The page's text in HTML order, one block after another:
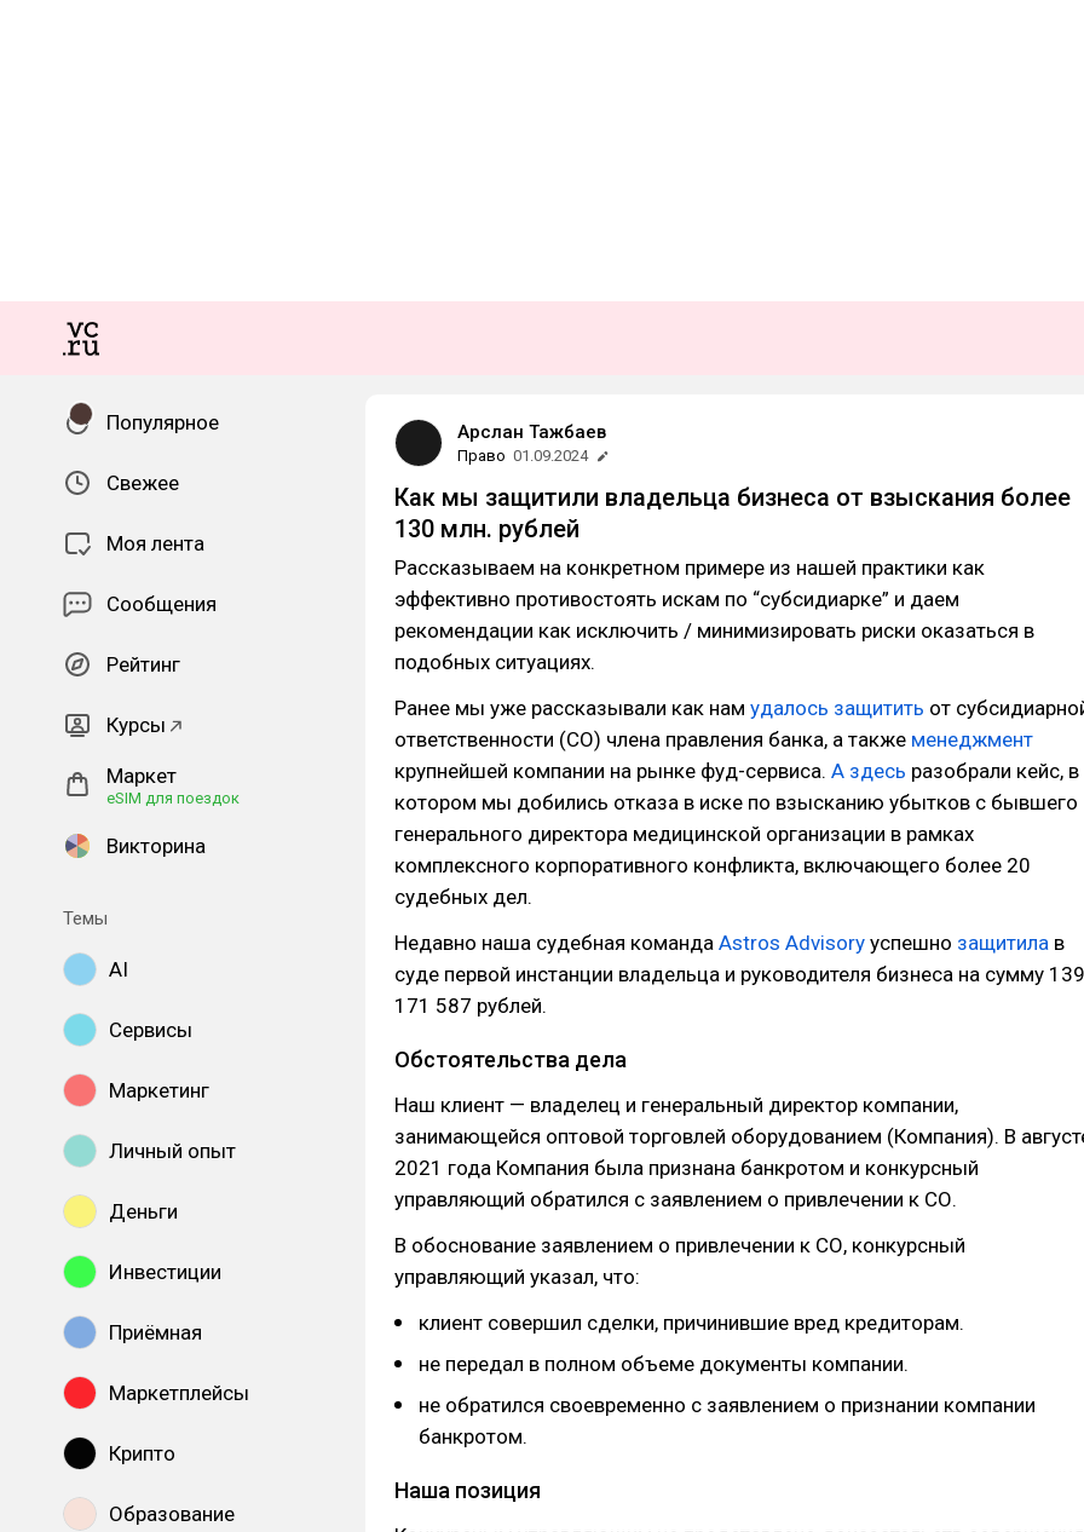
Популярное
Свежее
Моя лента
Сообщения
Рейтинг
Курсы
Маркет
eSIM для поездок
Викторина
Темы
AI
Сервисы
Маркетинг
Личный опыт
Деньги
Инвестиции
Приёмная
Маркетплейсы
Крипто
Образование
Арслан Тажбаев
Право 01.09.2024
Как мы защитили владельца бизнеса от взыскания более
130 млн. рублей
Рассказываем на конкретном примере из нашей практики как
эффективно противостоять искам по “субсидиарке” и даем
рекомендации как исключить / минимизировать риски оказаться в
подобных ситуациях.
Ранее мы уже рассказывали как нам удалось защитить от
ответственности (СО) члена правления банка, а также менеджмент
крупнейшей компании на рынке фуд-сервиса. А здесь разобрали кейс, в
котором мы добились отказа в иске по взысканию убытков с бывшего
генерального директора медицинской организации в рамках
комплексного корпоративного конфликта, включающего более 20
судебных дел.
Недавно наша судебная команда Astros Advisory успешно защитила в
суде первой инстанции владельца и руководителя бизнеса на сумму 139
171 587 рублей.
Обстоятельства дела
Наш клиент — владелец и генеральный директор компании,
занимающейся оптовой торговлей оборудованием (Компания). В
2021 года Компания была признана банкротом и конкурсный
управляющий обратился с заявлением о привлечении к СО.
В обоснование заявлением о привлечении к СО, конкурсный
управляющий указал, что:
клиент совершил сделки, причинившие вред кредиторам.
не передал в полном объеме документы компании.
не обратился своевременно с заявлением о признании компании
банкротом.
Наша позиция